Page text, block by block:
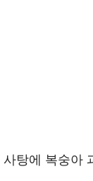
탕에 복숭아